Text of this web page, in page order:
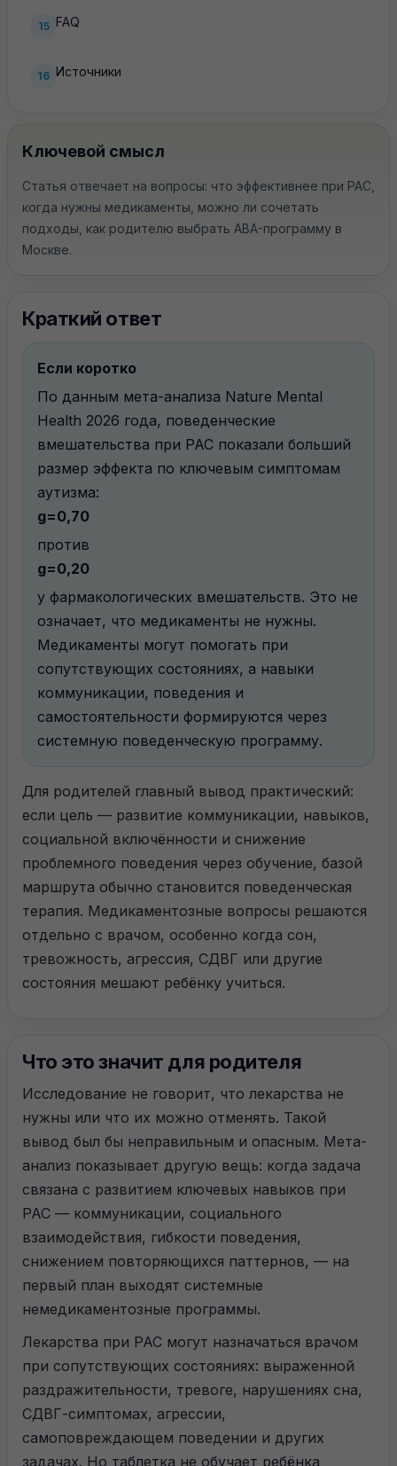
15 FAQ
16 Источники
Ключевой смысл
Статья отвечает на вопросы: что эффективнее при РАС,
когда нужны медикаменты, можно ли сочетать
подходы, как родителю выбрать ABA-программу в
Москве.
Краткий ответ
Если коротко
По данным мета-анализа Nature Mental
Health 2026 года, поведенческие
вмешательства при РАС показали больший
размер эффекта по ключевым симптомам
аутизма:
g=0,70
против
g=0,20
у фармакологических вмешательств. Это не
означает, что медикаменты не нужны.
Медикаменты могут помогать при
сопутствующих состояниях, а навыки
коммуникации, поведения и
самостоятельности формируются через
системную поведенческую программу.
Для родителей главный вывод практический:
если цель — развитие коммуникации, навыков,
социальной включённости и снижение
проблемного поведения через обучение, базой
маршрута обычно становится поведенческая
терапия. Медикаментозные вопросы решаются
отдельно с врачом, особенно когда сон,
тревожность, агрессия, СДВГ или другие
состояния мешают ребёнку учиться.
Что это значит для родителя
Исследование не говорит, что лекарства не
нужны или что их можно отменять. Такой
вывод был бы неправильным и опасным. Мета-
анализ показывает другую вещь: когда задача
связана с развитием ключевых навыков при
РАС — коммуникации, социального
взаимодействия, гибкости поведения,
снижением повторяющихся паттернов, — на
первый план выходят системные
немедикаментозные программы.
Лекарства при РАС могут назначаться врачом
при сопутствующих состояниях: выраженной
раздражительности, тревоге, нарушениях сна,
СДВГ-симптомах, агрессии,
самоповреждающем поведении и других
задачах. Но таблетка не обучает ребёнка